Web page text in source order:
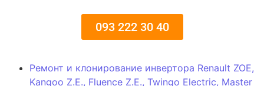
093 222 30 40
Ремонт и клонирование инвертора Renault ZOE,
Kangoo Z.E., Fluence Z.E., Twingo Electric, Master